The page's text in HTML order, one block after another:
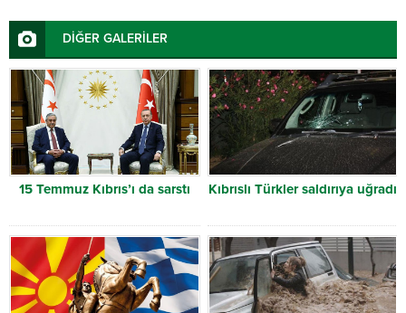
DİĞER GALERİLER
15 Temmuz Kıbrıs’ı da sarstı Kıbrıslı Türkler saldırıya uğradı